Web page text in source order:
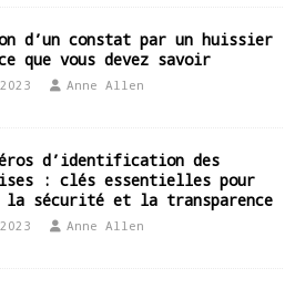
d’un constat par un huissier
que vous devez savoir
Anne Allen
d’identification des
: clés essentielles pour
la sécurité et la transparence
Anne Allen